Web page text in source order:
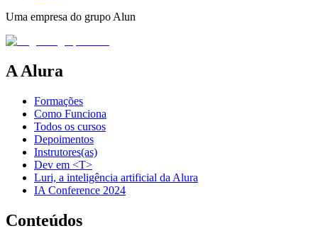
Uma empresa do grupo Alun
A Alura
Formações
Como Funciona
Todos os cursos
Depoimentos
Instrutores(as)
Dev em <T>
Luri, a inteligência artificial da Alura
IA Conference 2024
Conteúdos